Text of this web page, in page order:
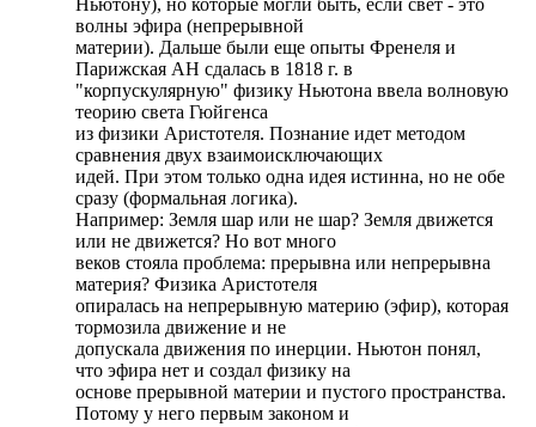
Ньютону), но которые могли быть, если свет - это
волны эфира (непрерывной
материи). Дальше были еще опыты Френеля и
Парижская АН сдалась в 1818 г. в
"корпускулярную" физику Ньютона ввела волновую
теорию света Гюйгенса
из физики Аристотеля. Познание идет методом
сравнения двух взаимоисключающих
идей. При этом только одна идея истинна, но не обе
сразу (формальная логика).
Например: Земля шар или не шар? Земля движется
или не движется? Но вот много
веков стояла проблема: прерывна или непрерывна
материя? Физика Аристотеля
опиралась на непрерывную материю (эфир), которая
тормозила движение и не
допускала движения по инерции. Ньютон понял,
что эфира нет и создал физику на
основе прерывной материи и пустого пространства.
Потому у него первым законом и